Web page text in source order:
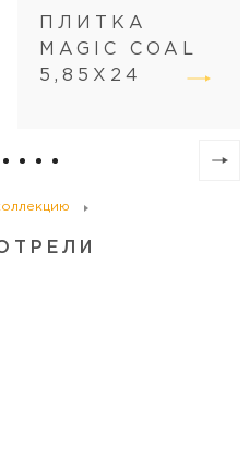
ПЛИТКА
MAGIC COAL
5,85X24